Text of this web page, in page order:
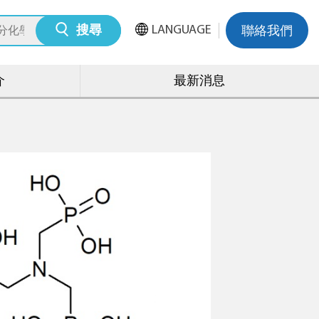
搜尋 LANGUAGE 聯絡我們
最新消息